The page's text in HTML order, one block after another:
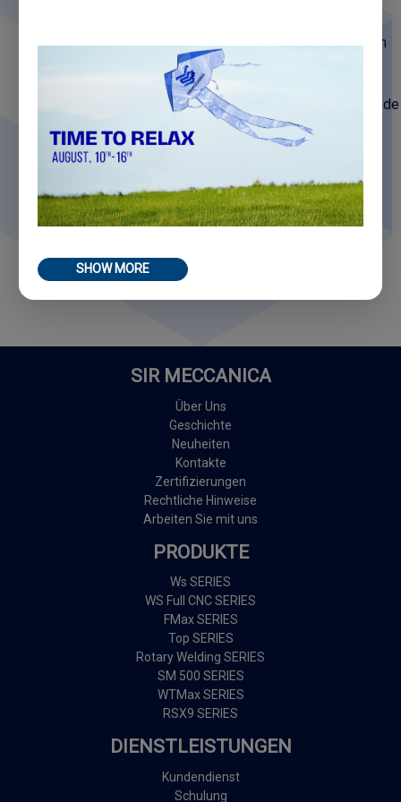
Zollidentifikationsnummer für Handelsgeschäfte mit dem
LEI-Code (Nr. 81560006FFD353966B11):
Identifier – der international anerkannte Identifikationscode
zur eindeutigen und transparenten Identifizierung
juristischer Personen im globalen Finanzverkehr.
DUNS-Nummer (Dun & Bradstreet Nr. 442180162):
International anerkannter
Unternehmensidentifikationsstandard, der die
Zuverlässigkeit, finanzielle Stabilität und wirtschaftliche
SIR MECCANICA
Über Uns
Geschichte
Neuheiten
Kontakte
Zertifizierungen
Rechtliche Hinweise
Arbeiten Sie mit uns
PRODUKTE
Ws SERIES
WS Full CNC SERIES
FMax SERIES
Top SERIES
Rotary Welding SERIES
SM 500 SERIES
WTMax SERIES
RSX9 SERIES
DIENSTLEISTUNGEN
Kundendienst
Schulung
SHOW MORE